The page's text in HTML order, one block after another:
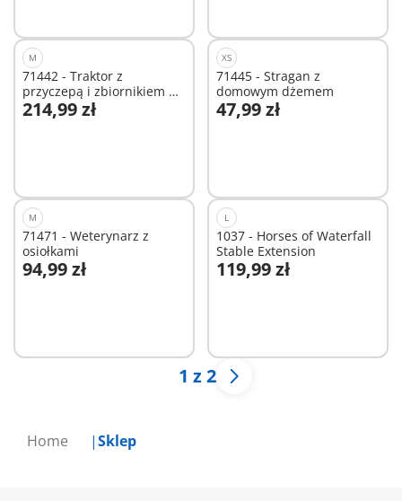
Home Sklep
M
71442 - Traktor z
przyczepą i zbiornikiem na
wodę
214,99 zł
Dodaj do koszyka
XS
71445 - Stragan z
domowym dżemem
47,99 zł
Dodaj do koszyka
M
71471 - Weterynarz z
osiołkami
94,99 zł
Dodaj do koszyka
L
1037 - Horses of Waterfall
Stable Extension
119,99 zł
Dodaj do koszyka
1 z 2